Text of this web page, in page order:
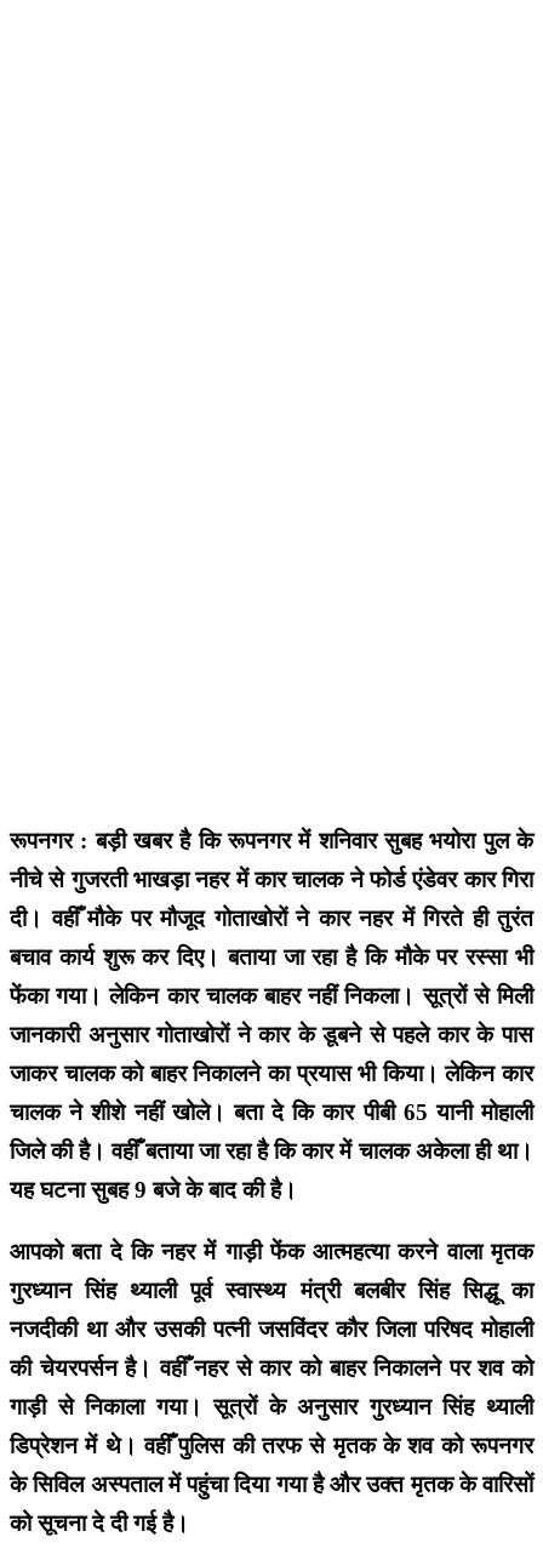
रूपनगर : बड़ी खबर है कि रूपनगर में शनिवार सुबह भयोरा पुल के
नीचे से गुजरती भाखड़ा नहर में कार चालक ने फोर्ड एंडेवर कार गिरा
दी। वहीँ मौके पर मौजूद गोताखोरों ने कार नहर में गिरते ही तुरंत
बचाव कार्य शुरू कर दिए। बताया जा रहा है कि मौके पर रस्सा भी
फेंका गया। लेकिन कार चालक बाहर नहीं निकला। सूत्रों से मिली
जानकारी अनुसार गोताखोरों ने कार के डूबने से पहले कार के पास
जाकर चालक को बाहर निकालने का प्रयास भी किया। लेकिन कार
चालक ने शीशे नहीं खोले। बता दे कि कार पीबी 65 यानी मोहाली
जिले की है। वहीँ बताया जा रहा है कि कार में चालक अकेला ही था।
यह घटना सुबह 9 बजे के बाद की है।
आपको बता दे कि नहर में गाड़ी फेंक आत्महत्या करने वाला मृतक
गुरध्यान सिंह थ्याली पूर्व स्वास्थ्य मंत्री बलबीर सिंह सिद्धू का
नजदीकी था और उसकी पत्नी जसविंदर कौर जिला परिषद मोहाली
की चेयरपर्सन है। वहीँ नहर से कार को बाहर निकालने पर शव को
गाड़ी से निकाला गया। सूत्रों के अनुसार गुरध्यान सिंह थ्याली
डिप्रेशन में थे। वहीँ पुलिस की तरफ से मृतक के शव को रूपनगर
के सिविल अस्पताल में पहुंचा दिया गया है और उक्त मृतक के वारिसों
को सूचना दे दी गई है।